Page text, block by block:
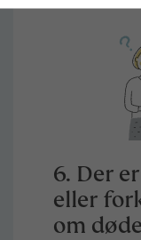
6. Der
eller
om